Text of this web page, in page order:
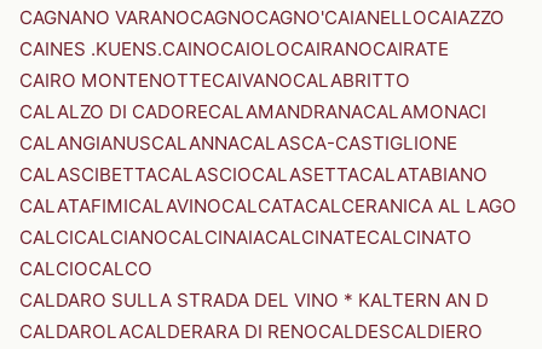
CAGNANO VARANOCAGNOCAGNO'CAIANELLOCAIAZZO
CAINES .KUENS.CAINOCAIOLOCAIRANOCAIRATE
CAIRO MONTENOTTECAIVANOCALABRITTO
CALALZO DI CADORECALAMANDRANACALAMONACI
CALANGIANUSCALANNACALASCA-CASTIGLIONE
CALASCIBETTACALASCIOCALASETTACALATABIANO
CALATAFIMICALAVINOCALCATACALCERANICA AL LAGO
CALCICALCIANOCALCINAIACALCINATECALCINATO
CALCIOCALCO
CALDARO SULLA STRADA DEL VINO * KALTERN AN D
CALDAROLACALDERARA DI RENOCALDESCALDIERO